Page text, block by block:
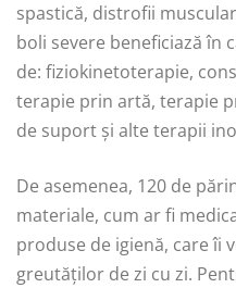
spastică, distrofii
boli severe beneficiază în
de: fiziokinetoterapie,
terapie prin artă, terapie
de suport și alte terapii
De asemenea, 120 de
materiale, cum ar fi
produse de igienă, care îi
greutăților de zi cu zi.